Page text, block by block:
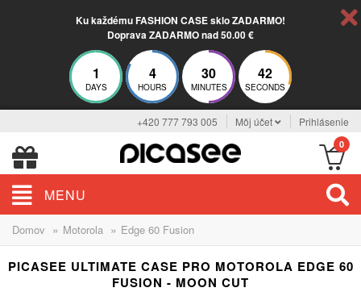
Ku každému FASHION CASE sklo ZADARMO!
Doprava ZADARMO nad 50.00 €
1
DAYS
4
HOURS
30
MINUTES
42
SECONDS
+420 777 793 005 Môj účet Prihlásenie
0
MENU
Domov » Motorola » Edge 60 Fusion
PICASEE ULTIMATE CASE PRO MOTOROLA EDGE 60
FUSION - MOON CUT